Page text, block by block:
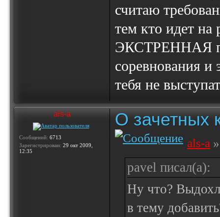
считаю
тем кто идет на
ЭКСТРЕННАЯ
соревнования и
тебя не
als-a
Сообщений: 6713
Зарегистрирован: 29 окт 2009,
12:35
О зачетных
als-a
pavel писал(а):
Ну что?
в тему